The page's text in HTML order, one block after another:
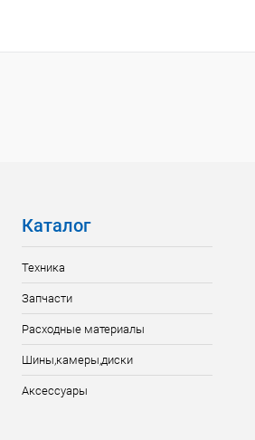
Сравнение
Каталог
Техника
Запчасти
Расходные материалы
Шины,камеры,диски
Аксессуары